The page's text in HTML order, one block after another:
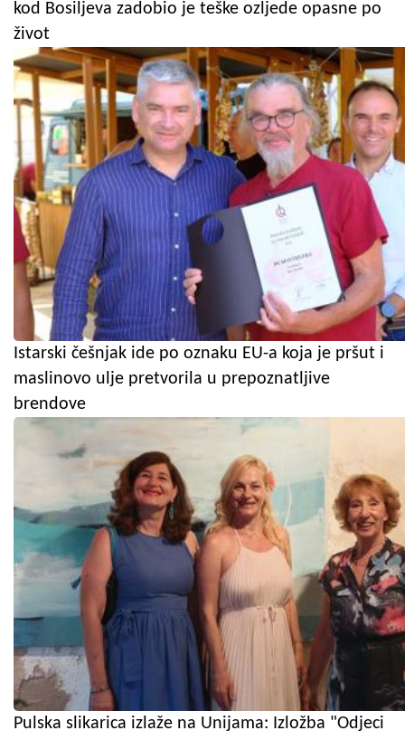
kod Bosiljeva zadobio je teške ozljede opasne po
život
Istarski češnjak ide po oznaku EU-a koja je pršut i
maslinovo ulje pretvorila u prepoznatljive
brendove
Pulska slikarica izlaže na Unijama: Izložba "Odjeci